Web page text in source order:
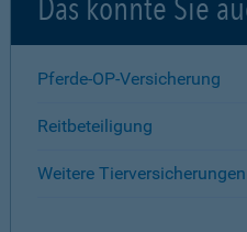
Pferde-OP-Versicherung
Reitbeteiligung
Weitere Tierversicherungen